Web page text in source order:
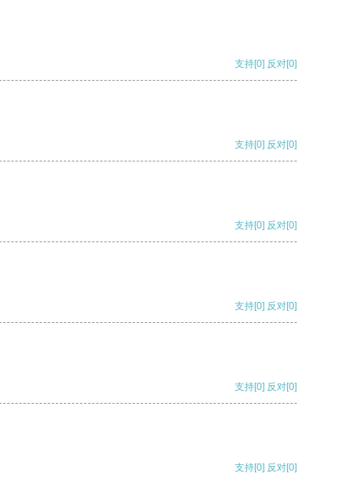
支持[0] 反对[0]
支持[0] 反对[0]
支持[0] 反对[0]
支持[0] 反对[0]
支持[0] 反对[0]
支持[0] 反对[0]